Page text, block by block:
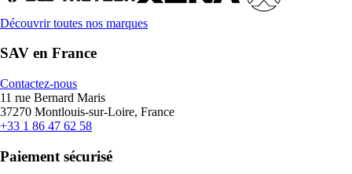
Découvrir toutes nos marques
SAV en France
Contactez-nous
11 rue Bernard Maris
37270 Montlouis-sur-Loire, France
+33 1 86 47 62 58
Paiement sécurisé